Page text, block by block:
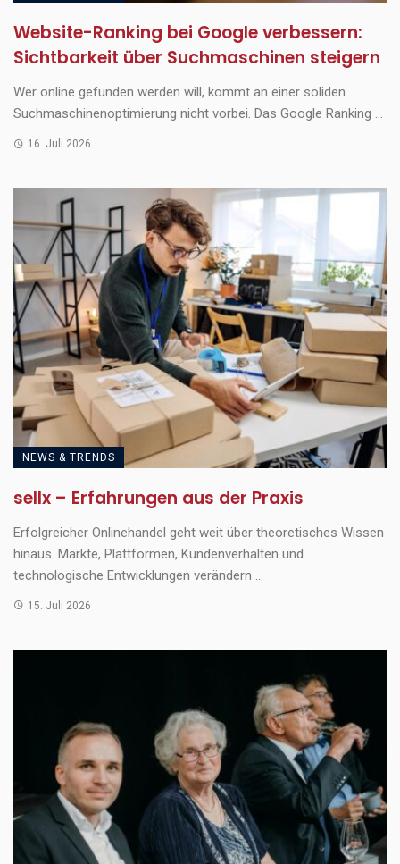
Website-Ranking bei Google verbessern:
Sichtbarkeit über Suchmaschinen steigern
Wer online gefunden werden will, kommt an einer soliden
Suchmaschinenoptimierung nicht vorbei. Das Google Ranking ...
16. Juli 2026
NEWS & TRENDS
sellx – Erfahrungen aus der Praxis
Erfolgreicher Onlinehandel geht weit über theoretisches Wissen
hinaus. Märkte, Plattformen, Kundenverhalten und
technologische Entwicklungen verändern ...
15. Juli 2026